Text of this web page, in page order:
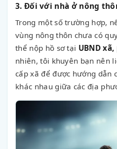
3. Đối với nhà ở nông
Trong một số trường hợp,
vùng nông thôn chưa có
thể nộp hồ sơ tại UBND
nhiên, tôi khuyên bạn nên
cấp xã để được hướng dẫn
khác nhau giữa các địa